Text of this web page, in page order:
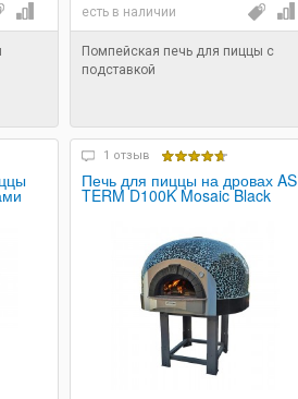
есть в наличии
Помпейская печь для пиццы с
подставкой
1 отзыв
Печь для пиццы на дровах AS
TERM D100K Mosaic Black